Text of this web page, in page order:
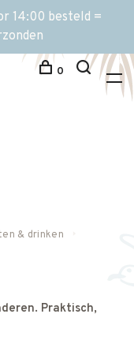
14:00 besteld =
0
& drinken
Praktisch,